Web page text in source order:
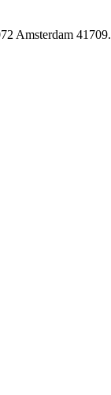
Amsterdam 41709.